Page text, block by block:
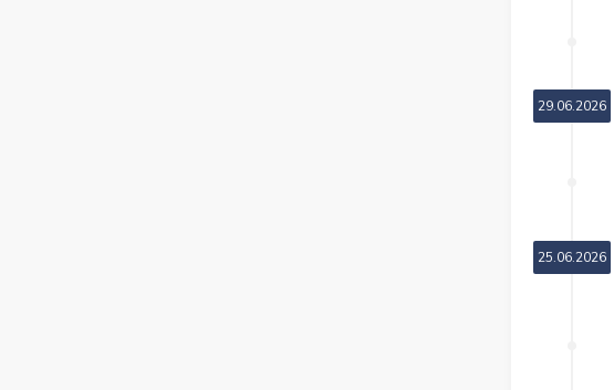
29.06.2026
25.06.2026